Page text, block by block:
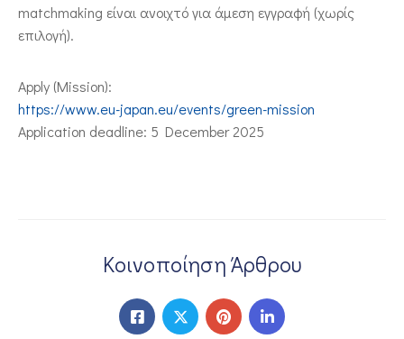
matchmaking είναι ανοιχτό για άμεση εγγραφή (χωρίς
επιλογή).
Apply (Mission):
https://www.eu-japan.eu/events/green-mission
Application deadline: 5 December 2025
Κοινοποίηση Άρθρου